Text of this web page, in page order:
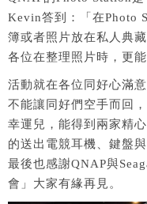
Kevin答到：「在Photo
簿或者照片放在私人典
各位在整理照片時，更
活動就在各位同好心滿
不能讓同好們空手而回
幸運兒，能得到兩家精
的送出電競耳機、鍵盤
最後也感謝QNAP與
會」大家有緣再見。